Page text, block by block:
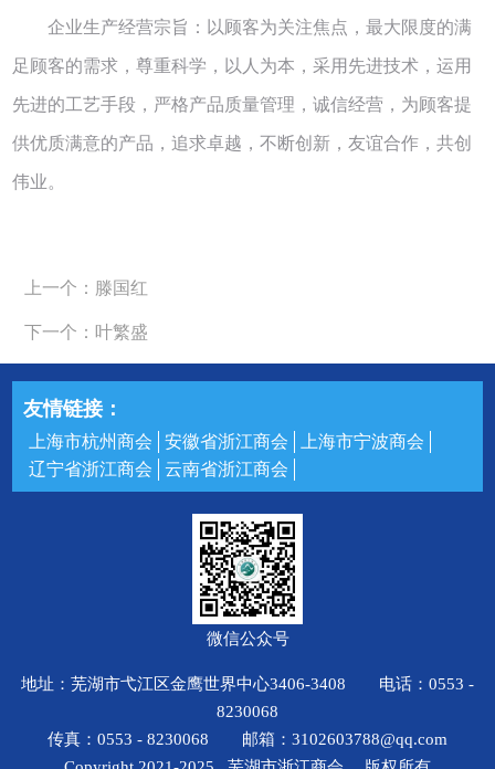
企业生产经营宗旨：以顾客为关注焦点，最大限度的满
足顾客的需求，尊重科学，以人为本，采用先进技术，运用
先进的工艺手段，严格产品质量管理，诚信经营，为顾客提
供优质满意的产品，追求卓越，不断创新，友谊合作，共创
伟业。
上一个：滕国红
下一个：叶繁盛
友情链接：
上海市杭州商会 安徽省浙江商会
上海市宁波商会
辽宁省浙江商会
云南省浙江商会
微信公众号
地址：芜湖市弋江区金鹰世界中心3406-3408 电话：0553 -
8230068
传真：0553 - 8230068 邮箱：3102603788@qq.com